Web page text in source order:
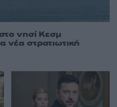
νησί Κεσμ
νέα στρατιωτική